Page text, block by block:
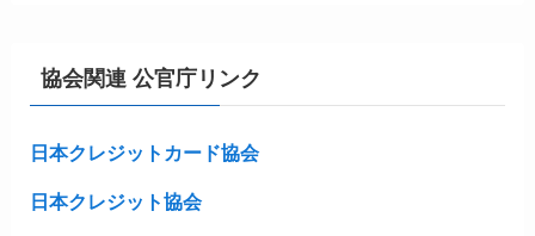
協会関連 公官庁リンク
日本クレジットカード協会
日本クレジット協会